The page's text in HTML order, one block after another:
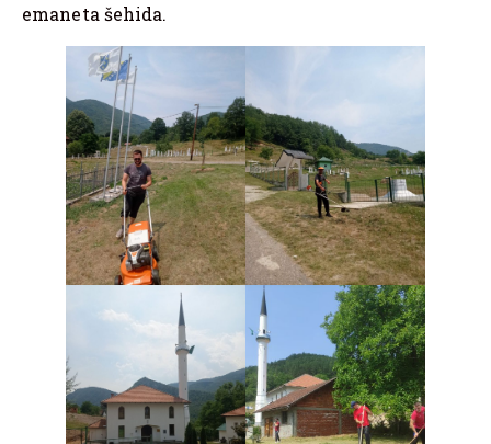
emaneta šehida.